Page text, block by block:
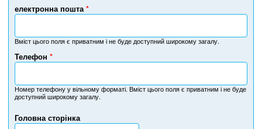
електронна пошта *
Вміст цього поля є приватним і не буде доступний широкому загалу.
Головна сторінка
Телефон *
Н
м
е
т
Номер телефону у вільному форматі. Вміст цього поля є приватним і не буде
доступний широкому загалу.